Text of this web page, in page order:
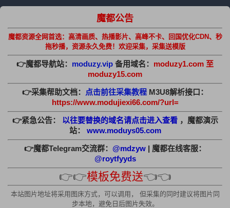
魔都公告
魔都资源全网首选：高清画质、热播影片、高峰不卡、回国优化CDN、秒
拖秒播，资源永久免费！欢迎采集，采集送模版
👉魔都导航站： moduzy.vip 备用域名： moduzy1.com 至
moduzy15.com
👉采集帮助文档： 点击前往采集教程 M3U8解析接口：
https://www.modujiexi66.com/?url=
👉紧急公告： 以往要替换的域名请点击进入查看 ，魔都演示
站：
www.moduys05.com
👉魔都Telegram交流群： @mdzyw | 魔都在线客服：
@roytfyyds
👉👉模板免费送👈👈
本站图片地址将采用图床方式，可以调用， 但采集的同时建议将图片同
步本地，避免日后图片失效。